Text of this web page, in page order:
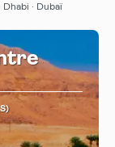
Dhabi · Dubaï